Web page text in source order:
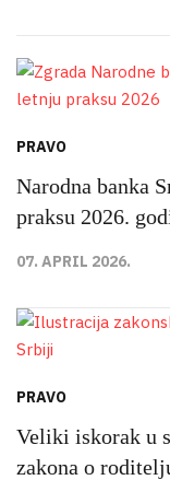
PRAVO
Narodna banka
praksu 2026.
07. APRIL 2026.
PRAVO
Veliki iskorak u
zakona o